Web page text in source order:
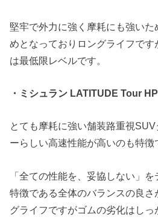
堅牢で外力に強く摩耗にも強いた
めとなっておりロングライフで
は最低限レベルです。
・ミシュラン LATITUDE Tour HP
とても摩耗に強い舗装路重視
ーらしい高速性能が高いのも特徴
「全ての性能を、妥協しない」
特徴である全体のバランスの良
グライフですがゴムの劣化はし